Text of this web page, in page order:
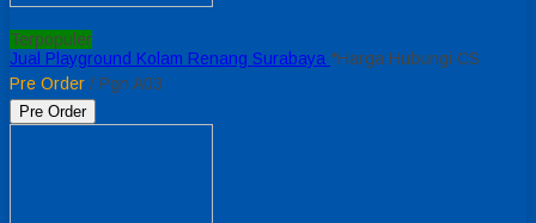
Terpopuler
Jual Playground Kolam Renang Surabaya *Harga Hubungi CS
Pre Order / Pgn A03
Pre Order